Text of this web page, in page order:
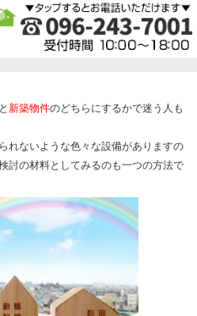
と 新築物件のどちらにするかで迷う人も
れないような色々な設備がありますの
討の材料としてみるのも一つの方法で